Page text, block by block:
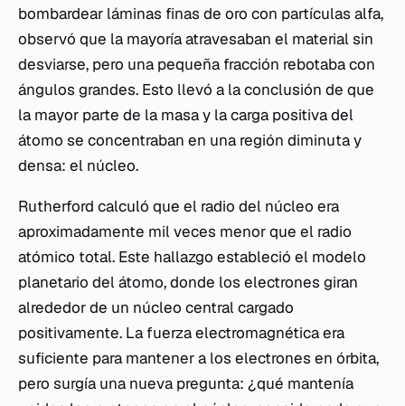
bombardear láminas finas de oro con partículas alfa,
observó que la mayoría atravesaban el material sin
desviarse, pero una pequeña fracción rebotaba con
ángulos grandes. Esto llevó a la conclusión de que
la mayor parte de la masa y la carga positiva del
átomo se concentraban en una región diminuta y
densa: el núcleo.
Rutherford calculó que el radio del núcleo era
aproximadamente mil veces menor que el radio
atómico total. Este hallazgo estableció el modelo
planetario del átomo, donde los electrones giran
alrededor de un núcleo central cargado
positivamente. La fuerza electromagnética era
suficiente para mantener a los electrones en órbita,
pero surgía una nueva pregunta: ¿qué mantenía